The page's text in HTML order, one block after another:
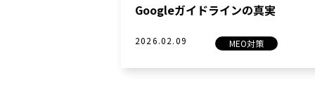
Googleガイドラインの真実
2026.02.09 MEO対策